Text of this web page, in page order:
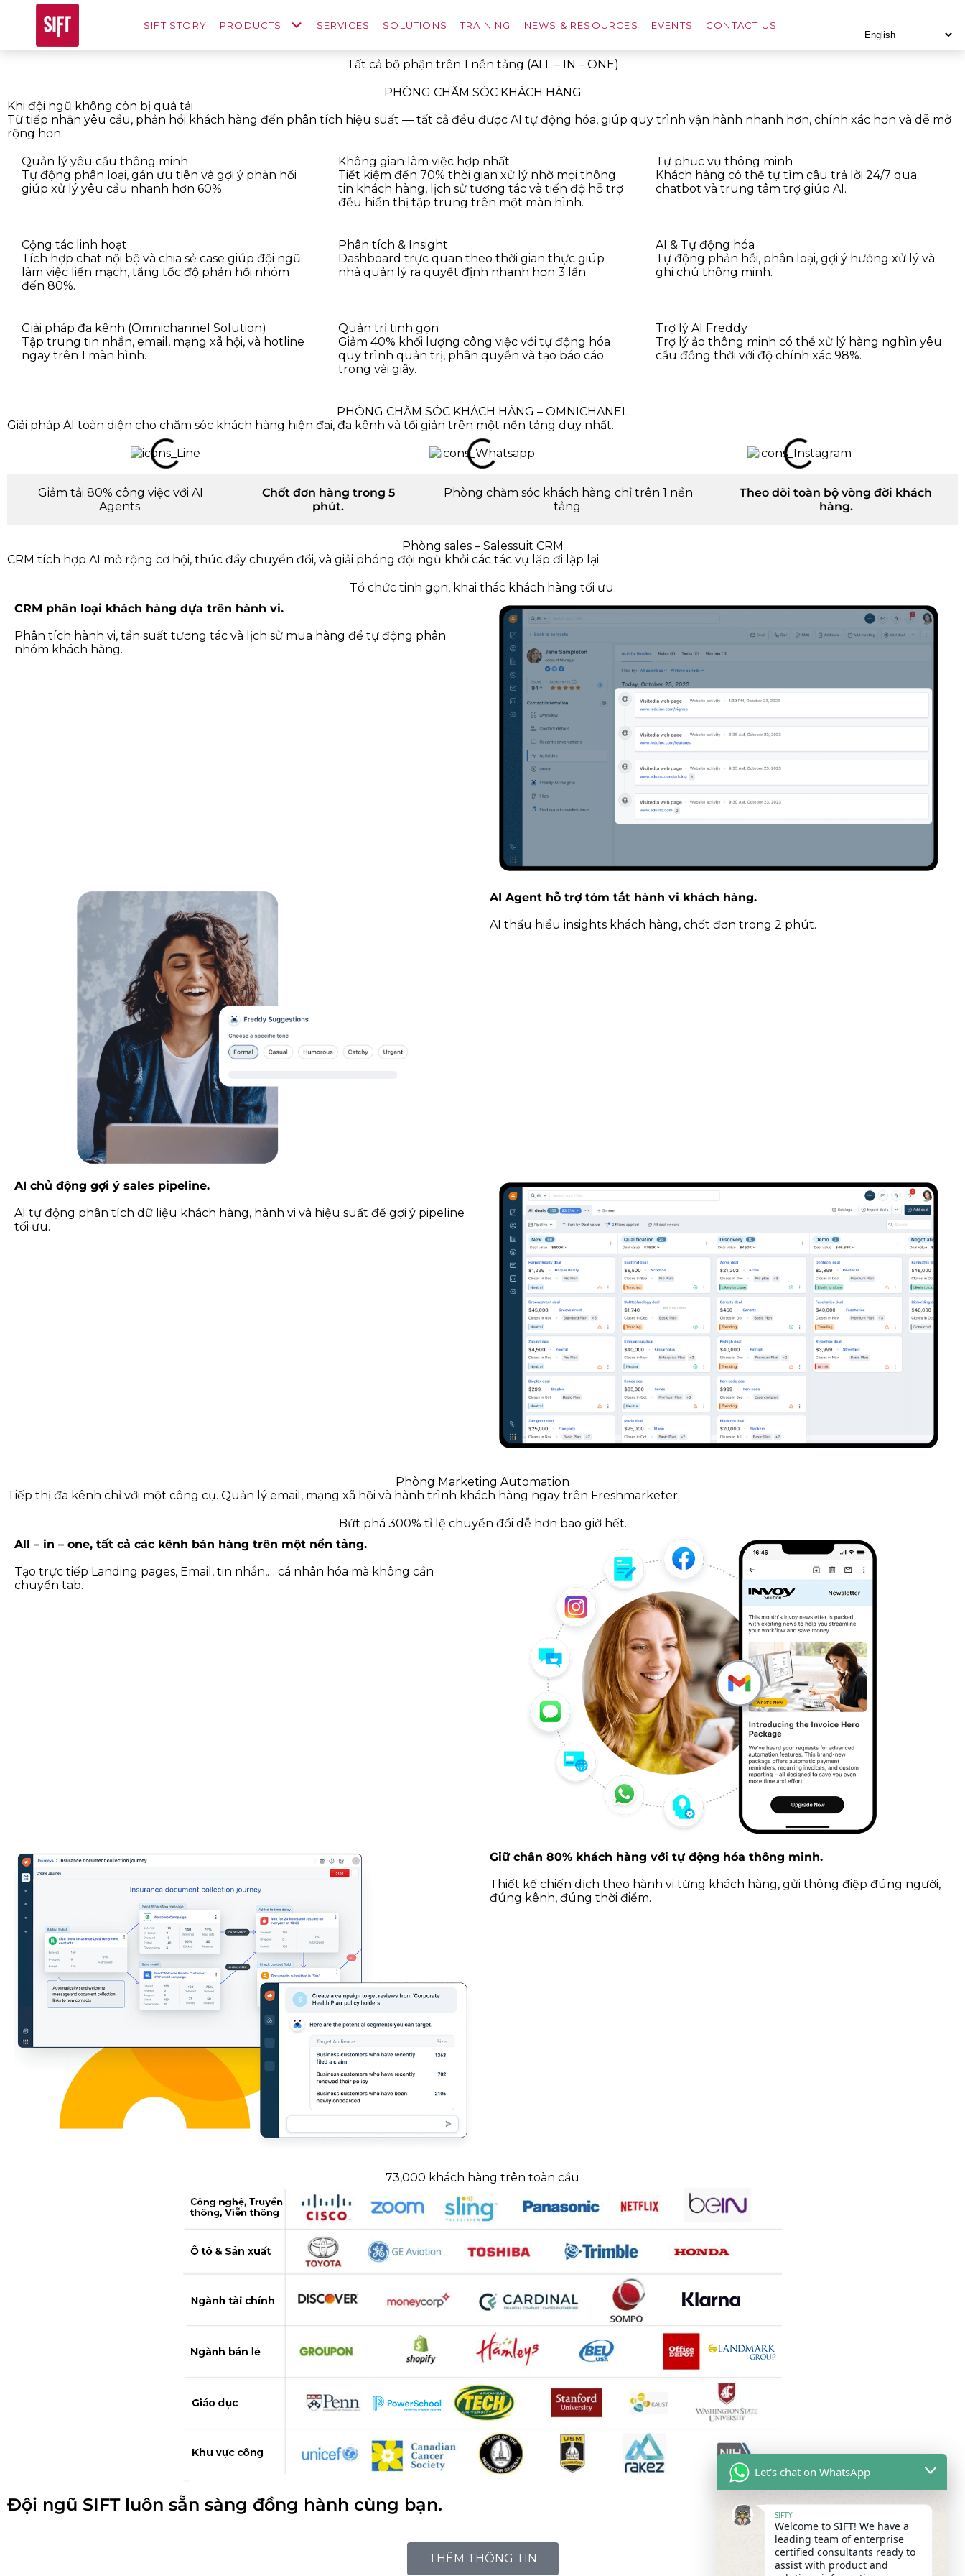
SIFT STORY PRODUCTS SERVICES SOLUTIONS TRAINING NEWS & RESOURCES EVENTS CONTACT US
Tất cả bộ phận trên 1 nền tảng (ALL – IN – ONE)
PHÒNG CHĂM SÓC KHÁCH HÀNG
Khi đội ngũ không còn bị quá tải
Từ tiếp nhận yêu cầu, phản hồi khách hàng đến phân tích hiệu suất — tất cả đều được AI tự động hóa, giúp quy trình vận hành nhanh hơn, chính xác hơn và dễ mở
rộng hơn.
Quản lý yêu cầu thông minh
Tự động phân loại, gán ưu tiên và gợi ý phản hồi
giúp xử lý yêu cầu nhanh hơn 60%.
Không gian làm việc hợp nhất
Tiết kiệm đến 70% thời gian xử lý nhờ mọi thông
tin khách hàng, lịch sử tương tác và tiến độ hỗ trợ
đều hiển thị tập trung trên một màn hình.
Tự phục vụ thông minh
Khách hàng có thể tự tìm câu trả lời 24/7 qua
chatbot và trung tâm trợ giúp AI.
Cộng tác linh hoạt
Tích hợp chat nội bộ và chia sẻ case giúp đội ngũ
làm việc liền mạch, tăng tốc độ phản hồi nhóm
đến 80%.
Phân tích & Insight
Dashboard trực quan theo thời gian thực giúp
nhà quản lý ra quyết định nhanh hơn 3 lần.
AI & Tự động hóa
Tự động phản hồi, phân loại, gợi ý hướng xử lý và
ghi chú thông minh.
Giải pháp đa kênh (Omnichannel Solution)
Tập trung tin nhắn, email, mạng xã hội, và hotline
ngay trên 1 màn hình.
Quản trị tinh gọn
Giảm 40% khối lượng công việc với tự động hóa
quy trình quản trị, phân quyền và tạo báo cáo
trong vài giây.
Trợ lý AI Freddy
Trợ lý ảo thông minh có thể xử lý hàng nghìn yêu
cầu đồng thời với độ chính xác 98%.
PHÒNG CHĂM SÓC KHÁCH HÀNG – OMNICHANEL
Giải pháp AI toàn diện cho chăm sóc khách hàng hiện đại, đa kênh và tối giản trên một nền tảng duy nhất.
Giảm tải 80% công việc với AI
Agents.
Chốt đơn hàng trong 5
phút.
Phòng chăm sóc khách hàng chỉ trên 1 nền
tảng.
Theo dõi toàn bộ vòng đời khách
hàng.
Phòng sales – Salessuit CRM
CRM tích hợp AI mở rộng cơ hội, thúc đẩy chuyển đổi, và giải phóng đội ngũ khỏi các tác vụ lặp đi lặp lại.
Tổ chức tinh gọn, khai thác khách hàng tối ưu.
CRM phân loại khách hàng dựa trên hành vi.
Phân tích hành vi, tần suất tương tác và lịch sử mua hàng để tự động phân
nhóm khách hàng.
AI Agent hỗ trợ tóm tắt hành vi khách hàng.
AI thấu hiểu insights khách hàng, chốt đơn trong 2 phút.
AI chủ động gợi ý sales pipeline.
AI tự động phân tích dữ liệu khách hàng, hành vi và hiệu suất để gợi ý pipeline
tối ưu.
Phòng Marketing Automation
Tiếp thị đa kênh chỉ với một công cụ. Quản lý email, mạng xã hội và hành trình khách hàng ngay trên Freshmarketer.
Bứt phá 300% tỉ lệ chuyển đổi dễ hơn bao giờ hết.
All – in – one, tất cả các kênh bán hàng trên một nền tảng.
Tạo trực tiếp Landing pages, Email, tin nhắn,… cá nhân hóa mà không cần
chuyển tab.
Giữ chân 80% khách hàng với tự động hóa thông minh.
Thiết kế chiến dịch theo hành vi từng khách hàng, gửi thông điệp đúng người,
đúng kênh, đúng thời điểm.
73,000 khách hàng trên toàn cầu
Đội ngũ SIFT luôn sẵn sàng đồng hành cùng bạn.
THÊM THÔNG TIN
Let's chat on WhatsApp
SIFTY
Welcome to SIFT! We have a
leading team of enterprise
certified consultants ready to
assist with product and